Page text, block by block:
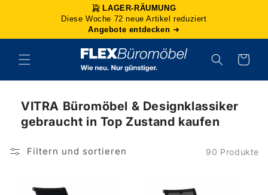
LAGER-RÄUMUNG
Diese Woche 72 neue Artikel reduziert
Angebote entdecken ➜
Warenkorb
VITRA Büromöbel & Designklassiker
gebraucht in Top Zustand kaufen
Filtern und sortieren 90 Produkte